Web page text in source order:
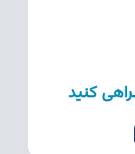
کنید